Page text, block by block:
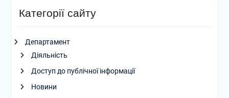
Категорії сайту
Департамент
Діяльність
Доступ до публічної інформації
Новини